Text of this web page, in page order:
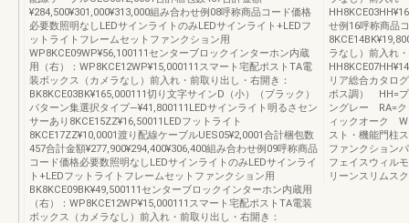
¥284,500¥301,000¥313,000組み合わせ例08呼称商品コード価格
必要数照明なしLEDサインライトのみLEDサインライト+LEDフ
ットライトフレームセットファンクション用
WP8KCE09WP¥56,100111センターブロックインターホン内蔵
用（右）：WP8KCE12WP¥15,000111スマート宅配ポストTA電
装ボックス（カメラなし）前入れ・前取り出し・右開き：
BK8KCE03BK¥165,000111切り文字サインD（小）（ブラック）
パターン集選択タイプ―¥41,800111LEDサインライト明るさセン
サーあり8KCE15ZZ¥16,50011LEDフットライト
8KCE17ZZ¥10,0001渡り配線ケーブルUES05¥2,0001合計梱包数
457合計金額¥277,900¥294,400¥306,400組み合わせ例09呼称商品
コード価格必要数照明なしLEDサインライトのみLEDサインライ
ト+LEDフットライトフレームセットファンクション用
BK8KCE09BK¥49,500111センターブロックインターホン内蔵用
（右）：WP8KCE12WP¥15,000111スマート宅配ポストTA電装
ボックス（カメラなし）前入れ・前取り出し・右開き：
せ例16呼称商品
ラなし）前入れ
リア総合カタロ
ボス調） HH=
ングレー RA=
ィックオーク
スト・機能門柱
ファンクション
フェイスウィル
リーンスリムス